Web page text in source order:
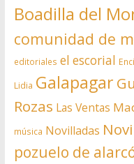
Boadilla del
comunidad de
editoriales el escorial
Lidia Galapagar
Rozas Las Ventas
música Novilladas
pozuelo de